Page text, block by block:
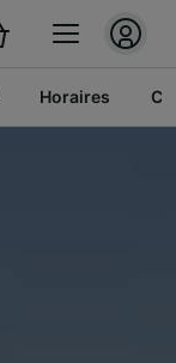
Horaires